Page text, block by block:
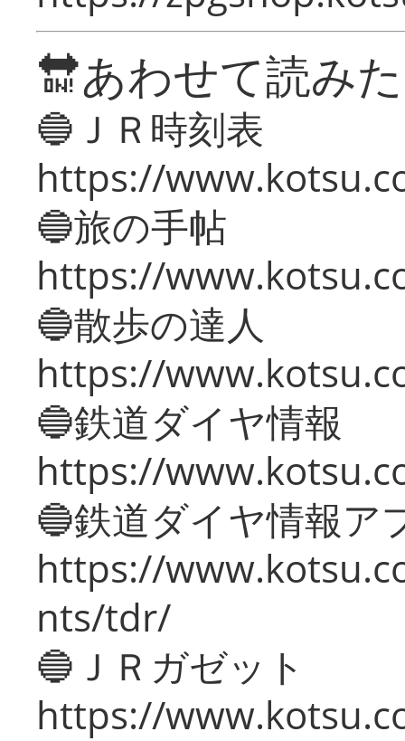
🔛あわせて読み
🔵ＪＲ時刻表
https://
🔵旅の手帖
https://
🔵散歩の達人
https://
🔵鉄道ダイヤ情報
https://
🔵鉄道ダイヤ情報ア
https://
nts/tdr/
🔵ＪＲガゼット
https://